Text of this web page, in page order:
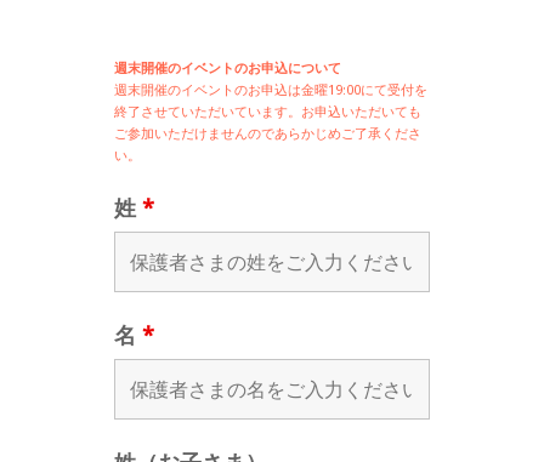
週末開催のイベントのお申込について
週末開催のイベントのお申込は金曜19:00にて受付を
終了させていただいています。お申込いただいても
ご参加いただけませんのであらかじめご了承くださ
い。
姓 *
名 *